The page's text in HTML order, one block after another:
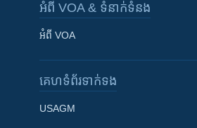
អំពី​ VOA & ទំនាក់ទំនង
អំពី​ VOA
គេហទំព័រ​​ទាក់ទង
USAGM